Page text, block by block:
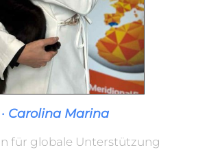
· Carolina Marina
für globale Unterstützung